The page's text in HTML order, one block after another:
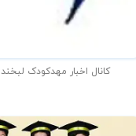
کانال اخبار مهدکودک لبخند